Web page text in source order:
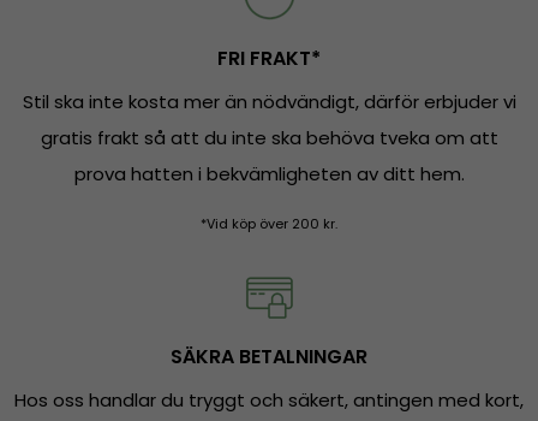
FRI FRAKT*
Stil ska inte kosta mer än nödvändigt, därför erbjuder vi
gratis frakt så att du inte ska behöva tveka om att
prova hatten i bekvämligheten av ditt hem.
*Vid köp över 200 kr.
SÄKRA BETALNINGAR
Hos oss handlar du tryggt och säkert, antingen med kort,